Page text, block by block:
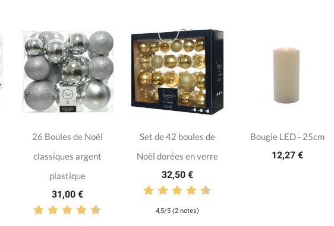
26 Boules de Noël
classiques argent
plastique
31,00 €
Set de 42 boules de
Noël dorées en verre
32,50 €
4,5/5 (2 notes)
Bougie LED - 25cm
12,27 €